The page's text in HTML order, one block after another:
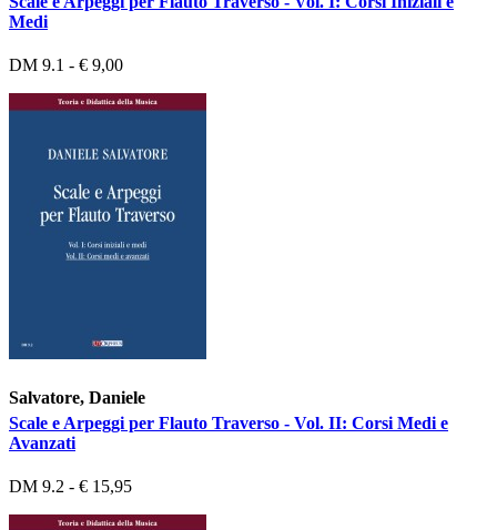
Medi
DM 9.1 - € 9,00
Salvatore, Daniele
Scale e Arpeggi per Flauto Traverso - Vol. II: Corsi Medi e
Avanzati
DM 9.2 - € 15,95